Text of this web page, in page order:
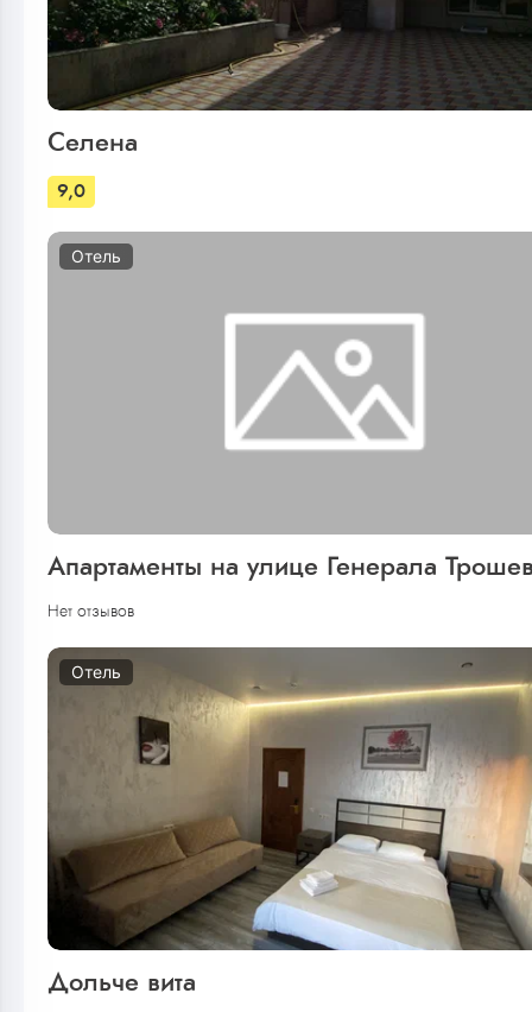
Селена
9,0
Отель
Апартаменты на улице Генерала
Нет отзывов
Отель
Дольче вита